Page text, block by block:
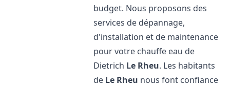
budget. Nous proposons des
services de dépannage,
d'installation et de maintenance
pour votre chauffe eau de
Dietrich Le Rheu. Les habitants
de Le Rheu nous font confiance